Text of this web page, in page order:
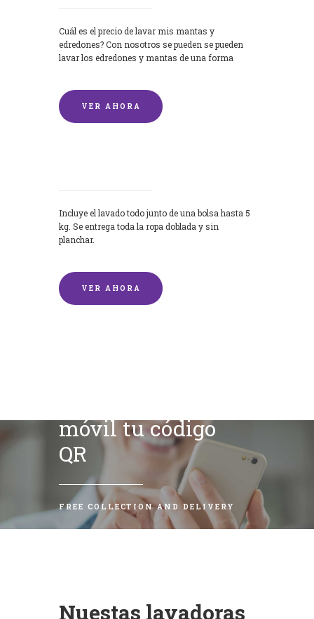
Cuál es el precio de lavar mis mantas y
edredones? Con nosotros se pueden se pueden
lavar los edredones y mantas de una forma
VER AHORA
Incluye el lavado todo junto de una bolsa hasta 5
kg. Se entrega toda la ropa doblada y sin
planchar.
VER AHORA
móvil tu código
QR
FREE COLLECTION AND DELIVERY
Nuestas lavadoras